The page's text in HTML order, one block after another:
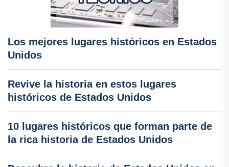
Los mejores lugares históricos en Estados
Unidos
Revive la historia en estos lugares
históricos de Estados Unidos
10 lugares históricos que forman parte de
la rica historia de Estados Unidos